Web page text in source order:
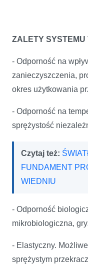
ZALETY SYSTEMU
- Odporność na
zanieczyszczenia,
okres użytkowania
- Odporność na
sprężystość
Czytaj też:
FUNDAMENT
WIEDNIU
- Odporność
mikrobiologiczna,
- Elastyczny.
sprężystym